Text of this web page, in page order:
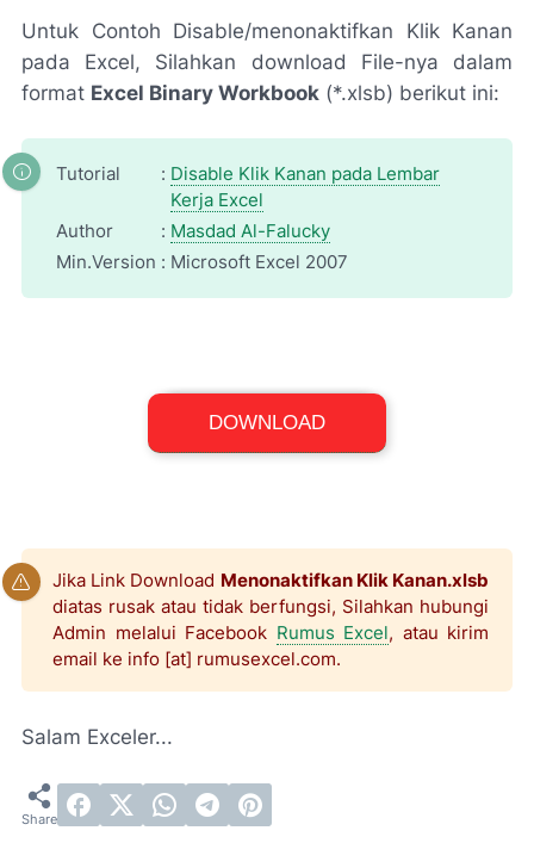
Untuk Contoh Disable/menonaktifkan Klik Kanan
pada Excel, Silahkan download File-nya dalam
format Excel Binary Workbook (*.xlsb) berikut ini:
Tutorial : Disable Klik Kanan pada Lembar
Kerja Excel
Author
: Masdad Al-Falucky
Min.Version : Microsoft Excel 2007
DOWNLOAD
File Size: 13,8 KB
Excel Binary Workbook (*.xlsb)
Jika Link Download Menonaktifkan Klik Kanan.xlsb
diatas rusak atau tidak berfungsi, Silahkan hubungi
Admin melalui Facebook Rumus Excel, atau kirim
email ke info [at] rumusexcel.com.
Salam Exceler...